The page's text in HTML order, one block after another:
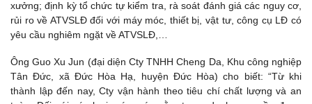
xưởng; định kỳ tổ chức tự kiểm tra, rà soát đánh giá các nguy cơ,
rủi ro về ATVSLĐ đối với máy móc, thiết bị, vật tư, công cụ LĐ có
yêu cầu nghiêm ngặt về ATVSLĐ,…
Ông Guo Xu Jun (đại diện Cty TNHH Cheng Da, Khu công nghiệp
Tân Đức, xã Đức Hòa Hạ, huyện Đức Hòa) cho biết: “Từ khi
thành lập đến nay, Cty vận hành theo tiêu chí chất lượng và an